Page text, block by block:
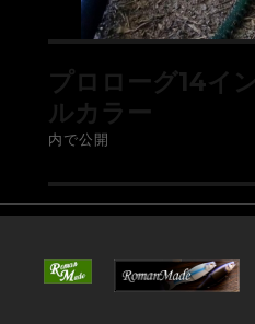
プロローグ14イ
ルカラー
内で公開